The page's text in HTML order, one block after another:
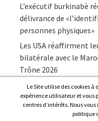
L’exécutif burkinabè
délivrance de
personnes physiques»
Les USA réaffirment
bilatérale avec le
Trône 2026
Le Site utilise des cookies
expérience utilisateur et vous
centres d’intérêts. Nous
politique